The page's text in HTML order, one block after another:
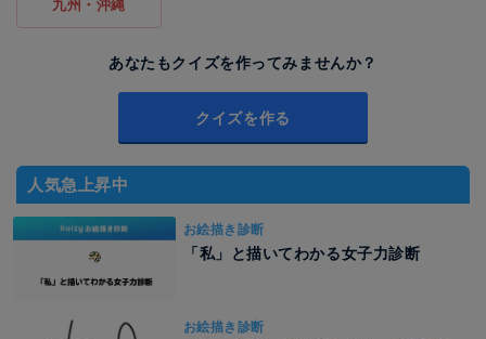
九州・沖縄
あなたもクイズを作ってみませんか？
クイズを作る
人気急上昇中
お絵描き診断
「私」と描いてわかる女子力診断
お絵描き診断